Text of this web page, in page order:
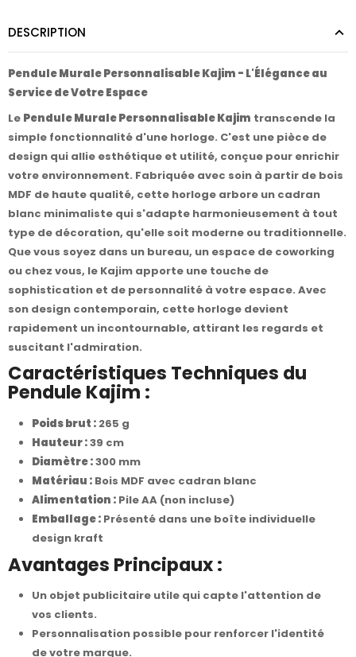
DESCRIPTION
Pendule Murale Personnalisable Kajim - L'Élégance au
Service de Votre Espace
Le Pendule Murale Personnalisable Kajim transcende la
simple fonctionnalité d'une horloge. C'est une pièce de
design qui allie esthétique et utilité, conçue pour enrichir
votre environnement. Fabriquée avec soin à partir de bois
MDF de haute qualité, cette horloge arbore un cadran
blanc minimaliste qui s'adapte harmonieusement à tout
type de décoration, qu'elle soit moderne ou traditionnelle.
Que vous soyez dans un bureau, un espace de coworking
ou chez vous, le Kajim apporte une touche de
sophistication et de personnalité à votre espace. Avec
son design contemporain, cette horloge devient
rapidement un incontournable, attirant les regards et
suscitant l'admiration.
Caractéristiques Techniques du
Pendule Kajim :
Poids brut : 265 g
Hauteur :39 cm
Diamètre :300 mm
Matériau : Bois MDF avec cadran blanc
Alimentation : Pile AA (non incluse)
Emballage : Présenté dans une boîte individuelle
design kraft
Avantages Principaux :
Un objet publicitaire utile qui capte l'attention de
vos clients.
Personnalisation possible pour renforcer l'identité
de votre marque.